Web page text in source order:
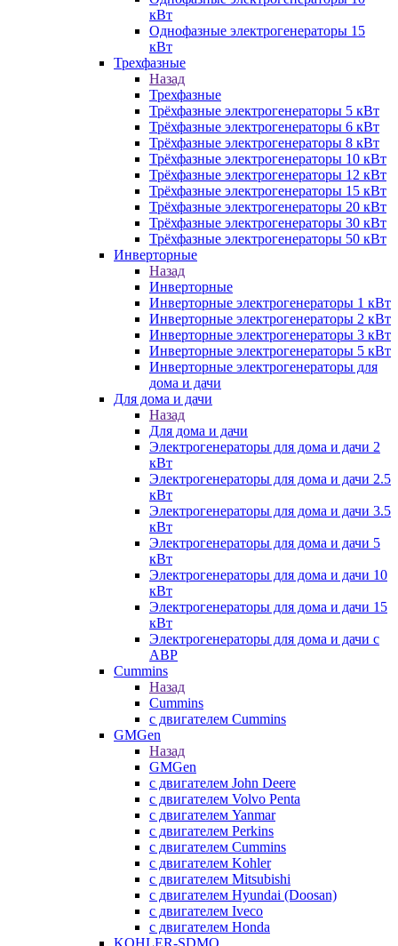
кВт
Однофазные электрогенераторы 15
кВт
Трехфазные
Назад
Трехфазные
Трёхфазные электрогенераторы 5 кВт
Трёхфазные электрогенераторы 6 кВт
Трёхфазные электрогенераторы 8 кВт
Трёхфазные электрогенераторы 10 кВт
Трёхфазные электрогенераторы 12 кВт
Трёхфазные электрогенераторы 15 кВт
Трёхфазные электрогенераторы 20 кВт
Трёхфазные электрогенераторы 30 кВт
Трёхфазные электрогенераторы 50 кВт
Инверторные
Назад
Инверторные
Инверторные электрогенераторы 1 кВт
Инверторные электрогенераторы 2 кВт
Инверторные электрогенераторы 3 кВт
Инверторные электрогенераторы 5 кВт
Инверторные электрогенераторы для
дома и дачи
Для дома и дачи
Назад
Для дома и дачи
Электрогенераторы для дома и дачи 2
кВт
Электрогенераторы для дома и дачи 2.5
кВт
Электрогенераторы для дома и дачи 3.5
кВт
Электрогенераторы для дома и дачи 5
кВт
Электрогенераторы для дома и дачи 10
кВт
Электрогенераторы для дома и дачи 15
кВт
Электрогенераторы для дома и дачи с
АВР
Cummins
Назад
Cummins
с двигателем Cummins
GMGen
Назад
GMGen
с двигателем John Deere
с двигателем Volvo Penta
с двигателем Yanmar
с двигателем Perkins
с двигателем Cummins
с двигателем Kohler
с двигателем Mitsubishi
с двигателем Hyundai (Doosan)
с двигателем Iveco
с двигателем Honda
KOHLER-SDMO